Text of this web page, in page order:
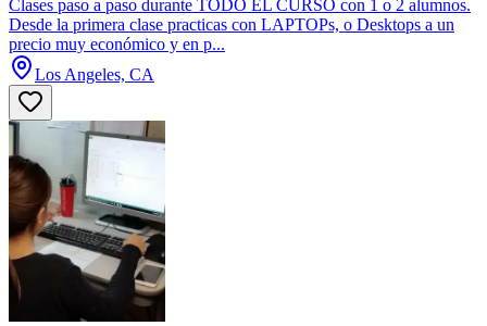
Clases paso a paso durante TODO EL CURSO con 1 o 2 alumnos.
Desde la primera clase practicas con LAPTOPs, o Desktops a un
precio muy económico y en p...
Los Angeles, CA